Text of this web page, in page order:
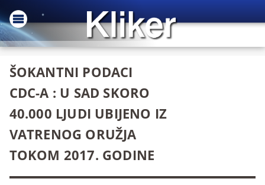
ŠOKANTNI PODACI
CDC-A : U SAD SKORO
40.000 LJUDI UBIJENO IZ
VATRENOG ORUŽJA
TOKOM 2017. GODINE